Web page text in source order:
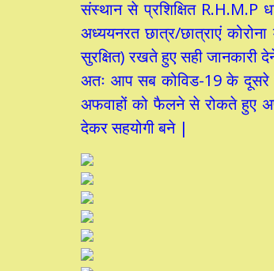
संस्थान से प्रशिक्षित R.H.M.P
अध्ययनरत छात्र/छात्राएं
सुरक्षित) रखते हुए सही जानकारी
अतः आप सब कोविड-19 के दूसरे
अफवाहों को फैलने से रोकते हुए
देकर सहयोगी बने |